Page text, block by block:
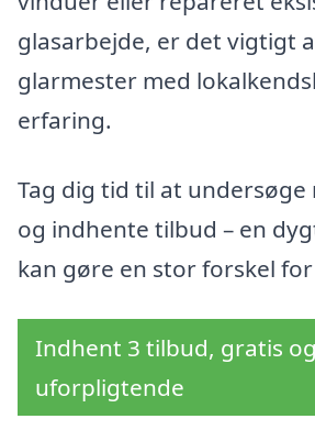
glasarbejde, er det vigtigt
glarmester med
erfaring.
Tag dig tid til at
og indhente tilbud – en
kan gøre en stor forskel
Indhent 3 tilbud, gratis og
uforpligtende